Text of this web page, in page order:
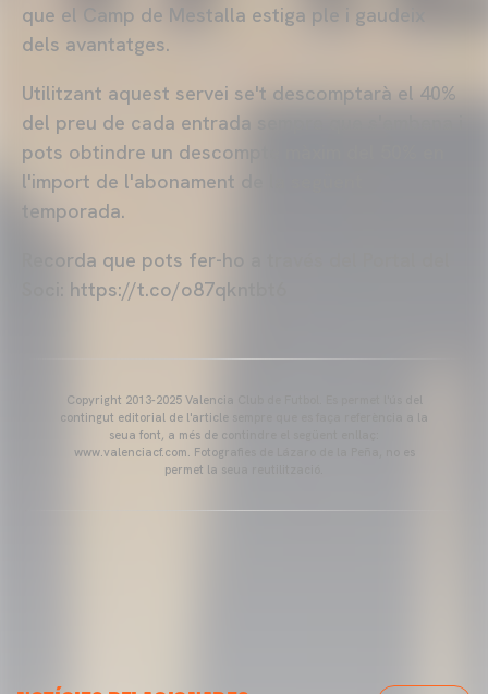
que el Camp de Mestalla estiga ple i gaudeix
dels avantatges.
Utilitzant aquest servei se't descomptarà el 40%
del preu de cada entrada sempre que s'embena i
pots obtindre un descompte màxim del 50% en
l'import de l'abonament de la següent
temporada.
Recorda que pots fer-ho a través del Portal del
Soci: https://t.co/o87qkntbt6
Copyright 2013-2025 Valencia Club de Futbol. Es permet l'ús del
contingut editorial de l'article sempre que es faça referència a la
seua font, a més de contindre el següent enllaç:
www.valenciacf.com. Fotografies de Lázaro de la Peña, no es
permet la seua reutilització.